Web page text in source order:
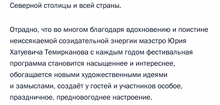
Северной столицы и всей страны.
Отрадно, что во многом благодаря вдохновению и поистине
неиссякаемой созидательной энергии маэстро Юрия
Хатуевича Темирканова с каждым годом фестивальная
программа становится насыщеннее и интереснее,
обогащается новыми художественными идеями
и замыслами, создаёт у гостей и участников особое,
праздничное, предновогоднее настроение.